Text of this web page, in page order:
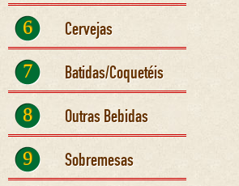
6 Cervejas
7 Batidas/Coquetéis
8 Outras Bebidas
9 Sobremesas